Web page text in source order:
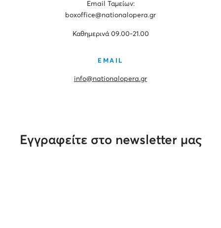
Εmail Ταμείων:
boxoffice@nationalopera.gr
Καθημερινά 09.00-21.00
EMAIL
info@nationalopera.gr
Εγγραφείτε στο newsletter μας